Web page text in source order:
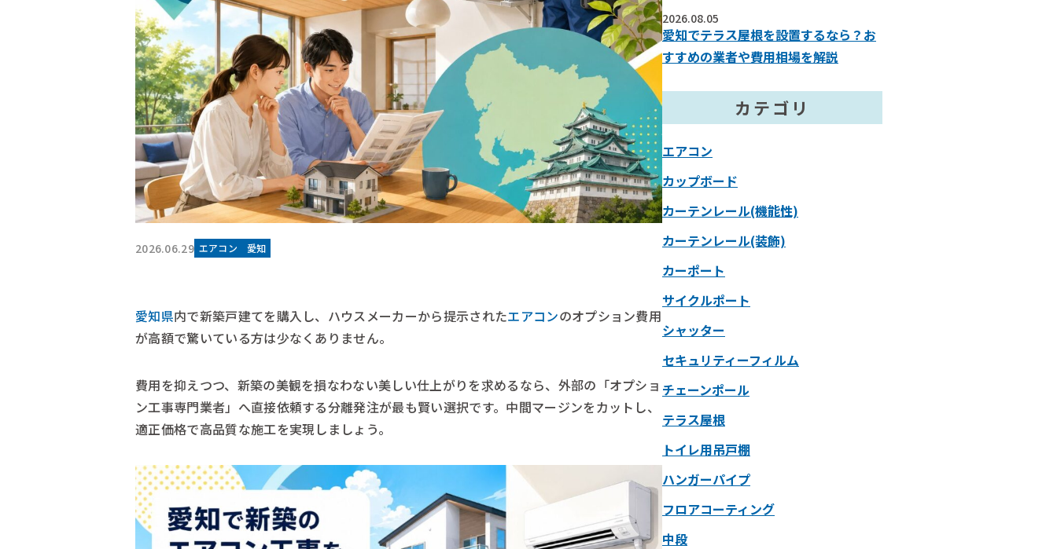
2026.06.29 エアコン 愛知
愛知県内で新築戸建てを購入し、ハウスメーカーから提示されたエアコンのオプション費用
が高額で驚いている方は少なくありません。
費用を抑えつつ、新築の美観を損なわない美しい仕上がりを求めるなら、外部の「オプショ
ン工事専門業者」へ直接依頼する分離発注が最も賢い選択です。中間マージンをカットし、
適正価格で高品質な施工を実現しましょう。
2026.08.05
愛知でテラス屋根を設置するなら？お
すすめの業者や費用相場を解説
カテゴリ
エアコン
カップボード
カーテンレール(機能性)
カーテンレール(装飾)
カーポート
サイクルポート
シャッター
セキュリティーフィルム
チェーンポール
テラス屋根
トイレ用吊戸棚
ハンガーパイプ
フロアコーティング
中段